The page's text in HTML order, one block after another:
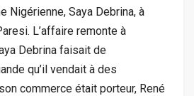
Nigérienne, Saya Debrina, à
L’affaire remonte à
Debrina faisait de
qu’il vendait à des
commerce était porteur, René